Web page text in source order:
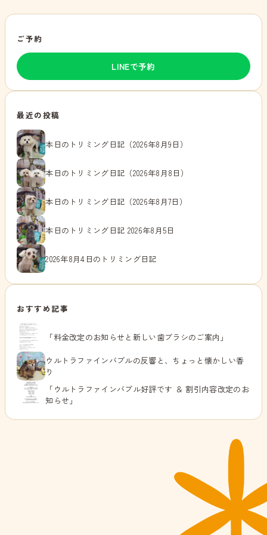
ご予約
LINEで予約
最近の投稿
本日のトリミング日記（2026年8月9日）
本日のトリミング日記（2026年8月8日）
本日のトリミング日記（2026年8月7日）
本日のトリミング日記 2026年8月5日
2026年8月4日のトリミング日記
おすすめ記事
「料金改定のお知らせと新しい歯ブラシのご案内」
ウルトラファインバブルの反響と、ちょっと懐かしい香
り
「ウルトラファインバブル好評です ＆ 割引内容改定のお
知らせ」